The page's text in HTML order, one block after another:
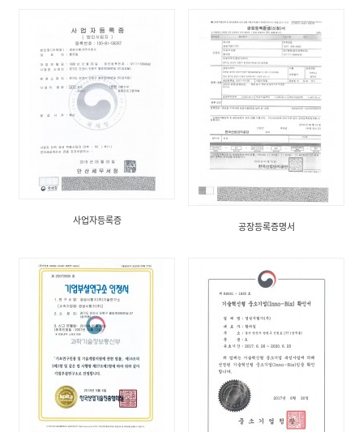
사업자등록증 공장등록증명서